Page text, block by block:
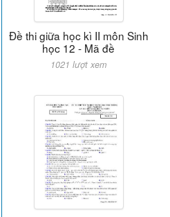
Đề thi giữa học kì II môn Sinh
học 12 - Mã đề
1021 lượt xem